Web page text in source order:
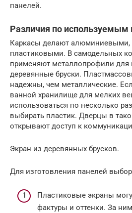
панелей.
Различия по используемым
Каркасы делают алюминиевыми,
пластиковыми. В самодельных
применяют металлопрофили для
деревянные бруски.
надежны, чем металлические.
ванной хранилище для мелких
использоваться по несколько
выбирать пластик. Дверцы в
открывают доступ к
Экран из деревянных брусков.
Для изготовления панелей
Пластиковые экраны
фактуры и оттенки. За